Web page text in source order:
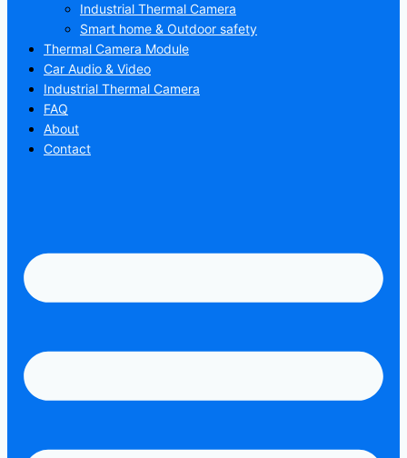
Industrial Thermal Camera
Smart home & Outdoor safety
Thermal Camera Module
Car Audio & Video
Industrial Thermal Camera
FAQ
About
Contact